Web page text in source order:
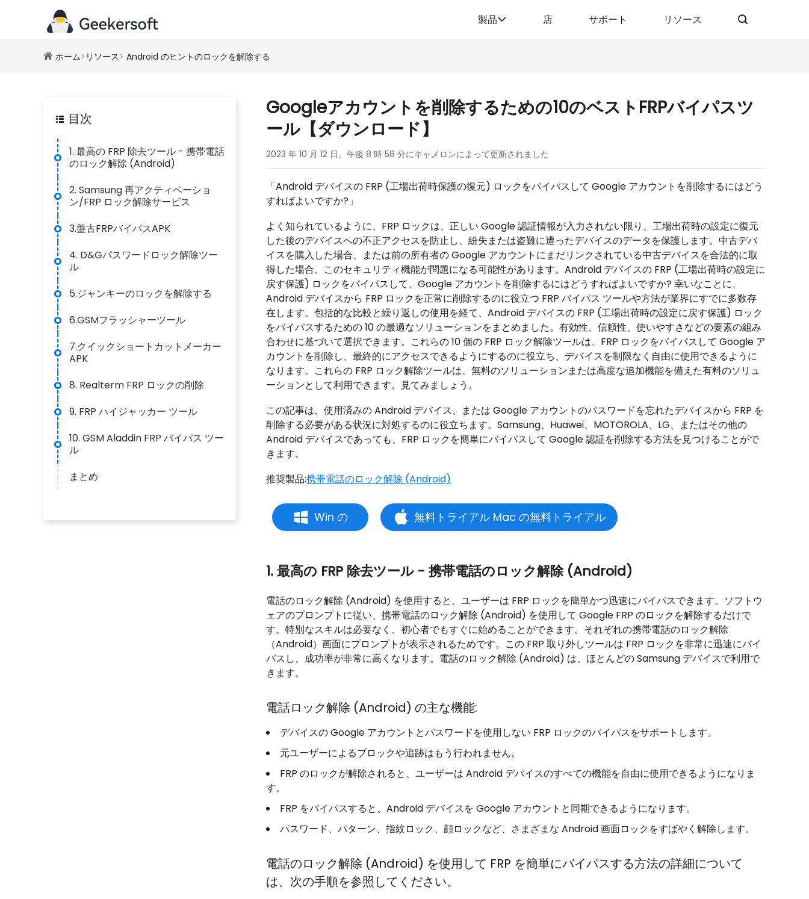
製品 店 サポート リソース
ホーム> リソース > Android のヒントのロックを解除する
目次
1. 最高の FRP 除去ツール - 携帯電話
のロック解除 (Android)
2. Samsung 再アクティベーショ
ン/FRP ロック解除サービス
3.盤古FRPバイパスAPK
4. D&Gパスワードロック解除ツー
ル
5.ジャンキーのロックを解除する
6.GSMフラッシャーツール
7.クイックショートカットメーカー
APK
8. Realterm FRP ロックの削除
9. FRP ハイジャッカー ツール
10. GSM Aladdin FRP バイパス ツー
ル
まとめ
Googleアカウントを削除するための10のベストFRPバイパスツ
ール【ダウンロード】
2023 年 10 月 12 日、午後 8 時 58 分にキャメロンによって更新されました
「Android デバイスの FRP (工場出荷時保護の復元) ロックをバイパスして Google アカウントを削除するにはどう
すればよいですか?」
よく知られているように、FRP ロックは、正しい Google 認証情報が入力されない限り、工場出荷時の設定に復元
した後のデバイスへの不正アクセスを防止し、紛失または盗難に遭ったデバイスのデータを保護します。中古デバ
イスを購入した場合、または前の所有者の Google アカウントにまだリンクされている中古デバイスを合法的に取
得した場合、このセキュリティ機能が問題になる可能性があります。Android デバイスの FRP (工場出荷時の設定に
戻す保護) ロックをバイパスして、Google アカウントを削除するにはどうすればよいですか? 幸いなことに、
Android デバイスから FRP ロックを正常に削除するのに役立つ FRP バイパス ツールや方法が業界にすでに多数存
在します。包括的な比較と繰り返しの使用を経て、Android デバイスの FRP (工場出荷時の設定に戻す保護) ロック
をバイパスするための 10 の最適なソリューションをまとめました。有効性、信頼性、使いやすさなどの要素の組み
合わせに基づいて選択できます。これらの 10 個の FRP ロック解除ツールは、FRP ロックをバイパスして Google ア
カウントを削除し、最終的にアクセスできるようにするのに役立ち、デバイスを制限なく自由に使用できるように
なります。これらの FRP ロック解除ツールは、無料のソリューションまたは高度な追加機能を備えた有料のソリュ
ーションとして利用できます。見てみましょう。
この記事は、使用済みの Android デバイス、または Google アカウントのパスワードを忘れたデバイスから FRP を
削除する必要がある状況に対処するのに役立ちます。Samsung、Huawei、MOTOROLA、LG、またはその他の
Android デバイスであっても、FRP ロックを簡単にバイパスして Google 認証を削除する方法を見つけることがで
きます。
推奨製品:携帯電話のロック解除 (Android)
Win の 無料トライアル Mac の無料トライアル
1. 最高の FRP 除去ツール - 携帯電話のロック解除 (Android)
電話のロック解除 (Android) を使用すると、ユーザーは FRP ロックを簡単かつ迅速にバイパスできます。ソフトウ
ェアのプロンプトに従い、携帯電話のロック解除 (Android) を使用して Google FRP のロックを解除するだけで
す。特別なスキルは必要なく、初心者でもすぐに始めることができます。それぞれの携帯電話のロック解除
（Android）画面にプロンプ​​トが表示されるためです。この FRP 取り外しツールは FRP ロックを非常に迅速にバイ
パスし、成功率が非常に高くなります。電話のロック解除 (Android) は、ほとんどの Samsung デバイスで利用で
きます。
電話ロック解除 (Android) の主な機能:
デバイスの Google アカウントとパスワードを使用しない FRP ロックのバイパスをサポートします。
元ユーザーによるブロックや追跡はもう行われません。
FRP のロックが解除されると、ユーザーは Android デバイスのすべての機能を自由に使用できるようになりま
す。
FRP をバイパスすると、Android デバイスを Google アカウントと同期できるようになります。
パスワード、パターン、指紋ロック、顔ロックなど、さまざまな Android 画面ロックをすばやく解除します。
電話のロック解除 (Android) を使用して FRP を簡単にバイパスする方法の詳細について
は、次の手順を参照してください。